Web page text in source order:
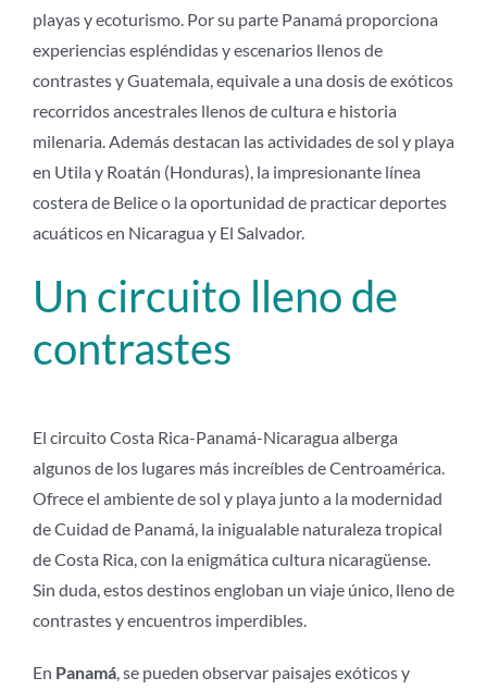
playas y ecoturismo. Por su parte Panamá proporciona
experiencias espléndidas y escenarios llenos de
contrastes y Guatemala, equivale a una dosis de exóticos
recorridos ancestrales llenos de cultura e historia
milenaria. Además destacan las actividades de sol y playa
en Utila y Roatán (Honduras), la impresionante línea
costera de Belice o la oportunidad de practicar deportes
acuáticos en Nicaragua y El Salvador.
Un circuito lleno de
contrastes
El circuito Costa Rica-Panamá-Nicaragua alberga
algunos de los lugares más increíbles de Centroamérica.
Ofrece el ambiente de sol y playa junto a la modernidad
de Cuidad de Panamá, la inigualable naturaleza tropical
de Costa Rica, con la enigmática cultura nicaragüense.
Sin duda, estos destinos engloban un viaje único, lleno de
contrastes y encuentros imperdibles.
En Panamá , se pueden observar paisajes exóticos y